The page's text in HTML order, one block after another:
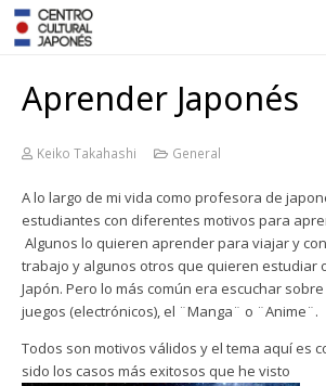
Aprender Japonés
Keiko Takahashi General
A lo largo de mi vida como profesora de
estudiantes con diferentes motivos para
Algunos lo quieren aprender para viajar y
trabajo y algunos otros que quieren estudiar
Japón. Pero lo más común era escuchar
juegos (electrónicos), el ¨Manga¨ o ¨Anime¨.
Todos son motivos válidos y el tema aquí es
sido los casos más exitosos que he visto